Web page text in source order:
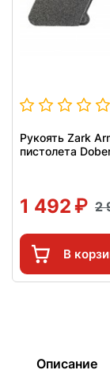
Рукоять Zark
пистолета
1 492 2
В
Описание